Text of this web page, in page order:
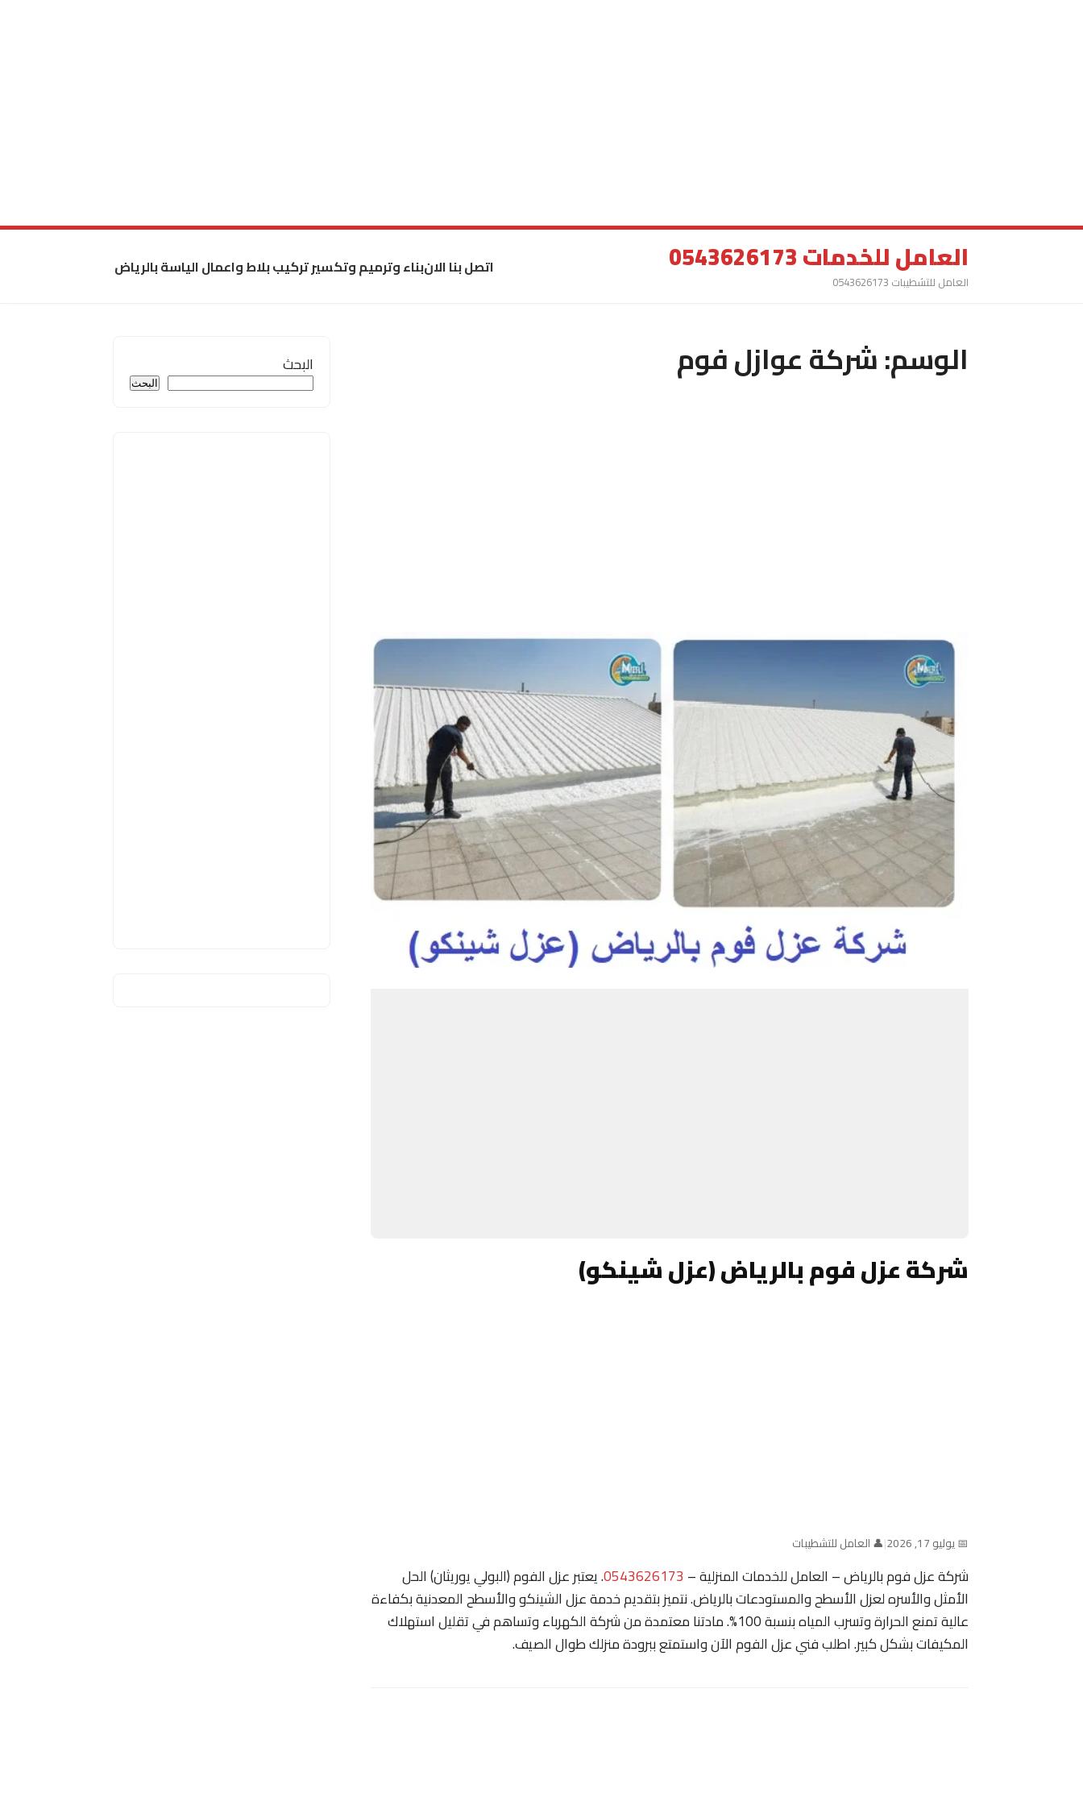
العامل للخدمات 0543626173
العامل للتشطيبات 0543626173
اتصل بنا الانبناء وترميم وتكسير تركيب بلاط واعمال الياسة بالرياض
الوسم:شركة عوازل فوم
شركة عزل فوم بالرياض (عزل شينكو)
📅 يوليو 17, 2026 |👤 العامل للتشطيبات
شركة عزل فوم بالرياض – العامل للخدمات المنزلية – 0543626173. يعتبر عزل الفوم (البولي يوريثان) الحل
الأمثل والأسره لعزل الأسطح والمستودعات بالرياض. نتميز بتقديم خدمة عزل الشينكو والأسطح المعدنية بكفاءة
عالية تمنع الحرارة وتسرب المياه بنسبة 100%. مادتنا معتمدة من شركة الكهرباء وتساهم في تقليل استهلاك
المكيفات بشكل كبير. اطلب فني عزل الفوم الآن واستمتع ببرودة منزلك طوال الصيف.
البحث
البحث